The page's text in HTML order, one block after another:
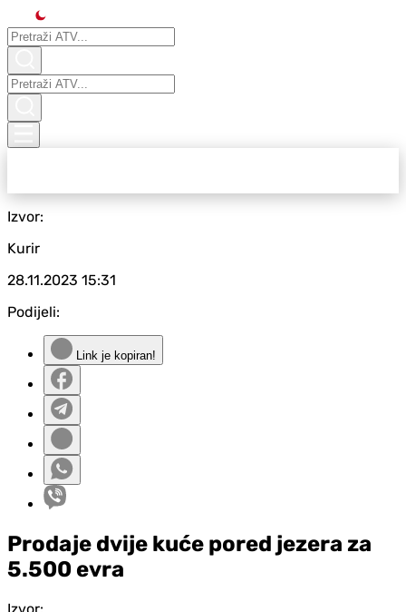
Izvor:
Kurir
28.11.2023 15:31
Podijeli:
Link je kopiran!
Prodaje dvije kuće pored jezera za
5.500 evra